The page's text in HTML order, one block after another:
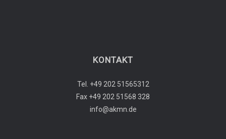
KONTAKT
Tel. +49 202 51565312
Fax +49 202 51568 328
info@akmn.de